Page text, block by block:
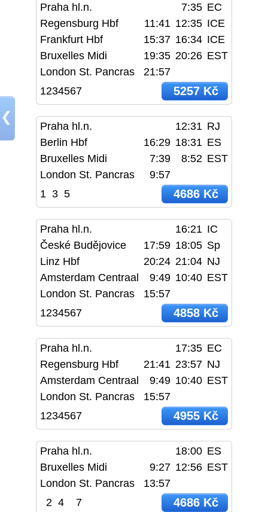
❮
Praha hl.n. 7:35 EC
Regensburg Hbf
11:41 12:35 ICE
Frankfurt Hbf
15:37 16:34 ICE
Bruxelles Midi
19:35 20:26 EST
London St. Pancras
21:57
1234567
5257 Kč
Praha hl.n. 12:31 RJ
Berlin Hbf
16:29 18:31 ES
Bruxelles Midi
7:39 8:52 EST
London St. Pancras
9:57
1 3 5 4686 Kč
Praha hl.n. 16:21 IC
České Budějovice
17:59 18:05 Sp
Linz Hbf
20:24 21:04 NJ
Amsterdam Centraal
9:49 10:40 EST
London St. Pancras
15:57
1234567
4858 Kč
Praha hl.n. 17:35 EC
Regensburg Hbf
21:41 23:57 NJ
Amsterdam Centraal
9:49 10:40 EST
London St. Pancras
15:57
1234567
4955 Kč
Praha hl.n. 18:00 ES
Bruxelles Midi
9:27 12:56 EST
London St. Pancras
13:57
2 4 7 4686 Kč